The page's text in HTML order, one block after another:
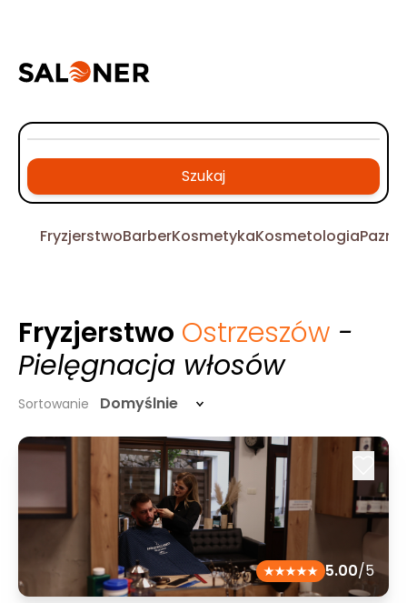
Szukaj
FryzjerstwoBarberKosmetykaKosmetologia
Fryzjerstwo Ostrzeszów -
Pielęgnacja włosów
Sortowanie Domyślnie
5.00/5